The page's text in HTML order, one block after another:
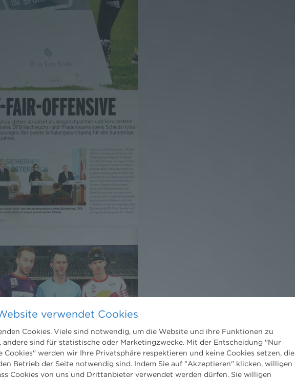
verwendet Cookies
Cookies. Viele sind notwendig, um die Website und ihre Funktionen zu
andere sind für statistische oder Marketingzwecke. Mit der Entscheidung "Nur
Cookies" werden wir Ihre Privatsphäre respektieren und keine Cookies setzen, die
Betrieb der Seite notwendig sind. Indem Sie auf "Akzeptieren" klicken, willigen
Cookies von uns und Drittanbieter verwendet werden dürfen. Sie willigen